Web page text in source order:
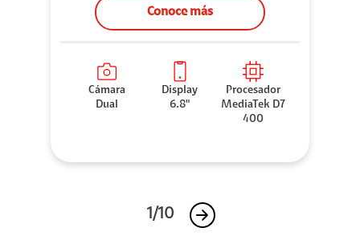
Conoce más
Cámara
Dual
Display
6.8"
Procesador
MediaTek D7
400
1/10